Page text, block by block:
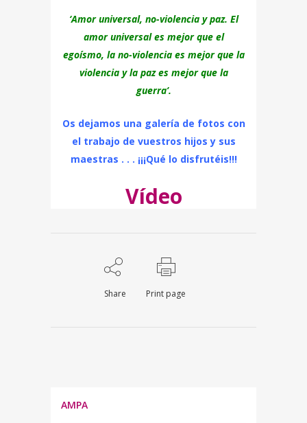
‘Amor universal, no-violencia y paz. El
amor universal es mejor que el
egoísmo, la no-violencia es mejor que la
violencia y la paz es mejor que la
guerra’.
Os dejamos una galería de fotos con
el trabajo de vuestros hijos y sus
maestras . . . ¡¡¡Qué lo disfrutéis!!!
Vídeo
Share Print page
AMPA